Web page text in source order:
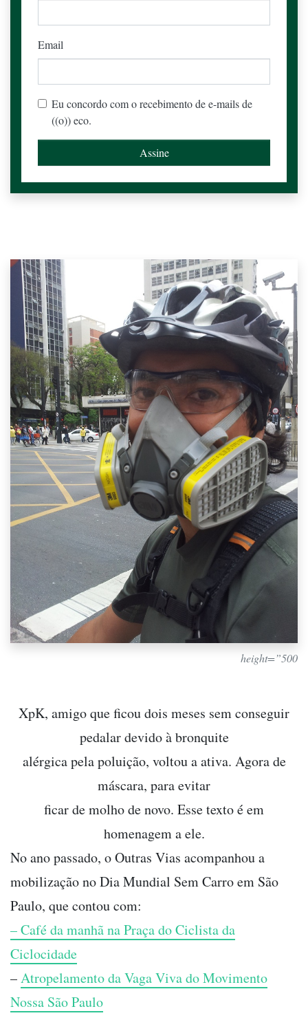
Email
Eu concordo com o recebimento de e-mails de
((o)) eco.
height=”500
XpK, amigo que ficou dois meses sem conseguir
pedalar devido à bronquite
alérgica pela poluição, voltou a ativa. Agora de
máscara, para evitar
ficar de molho de novo. Esse texto é em
homenagem a ele.
No ano passado, o Outras Vias acompanhou a
mobilização no Dia Mundial Sem Carro em São
Paulo, que contou com:
– Café da manhã na Praça do Ciclista da
Ciclocidade
–Atropelamento da Vaga Viva do Movimento
Nossa São Paulo